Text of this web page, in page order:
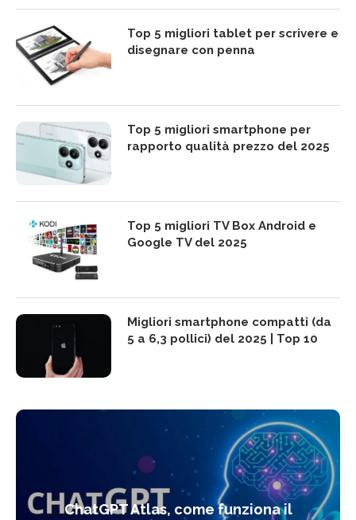
Top 5 migliori tablet per scrivere e
disegnare con penna
Top 5 migliori smartphone per
rapporto qualità prezzo del 2025
Top 5 migliori TV Box Android e
Google TV del 2025
Migliori smartphone compatti (da
5 a 6,3 pollici) del 2025 | Top 10
ChatGPT Atlas, come funziona il